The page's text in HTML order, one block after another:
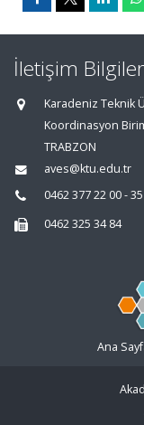
İletişim
Karadeniz Teknik
Koordinasyon
TRABZON
aves@ktu.edu.tr
0462 377 22 00 -
0462 325 34 84
Ana